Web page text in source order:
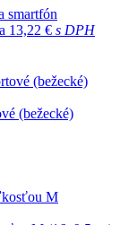
smartfón
13,22 € s DPH
(bežecké)